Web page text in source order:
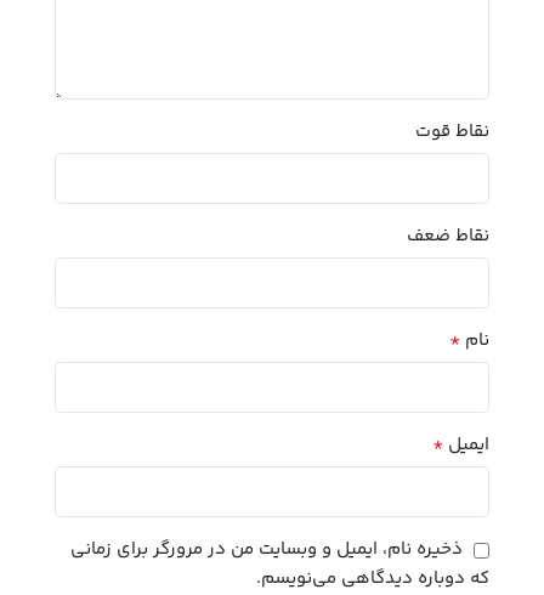
نقاط قوت
نقاط ضعف
نام *
ایمیل *
ذخیره نام، ایمیل و وبسایت من در مرورگر برای زمانی
که دوباره دیدگاهی می‌نویسم.